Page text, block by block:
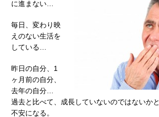
に進まない…
毎日、変わり映
えのない生活を
している…
昨日の自分、1
ヶ月前の自分、
去年の自分…
過去と比べて、成長していないのではないかと
不安になる。